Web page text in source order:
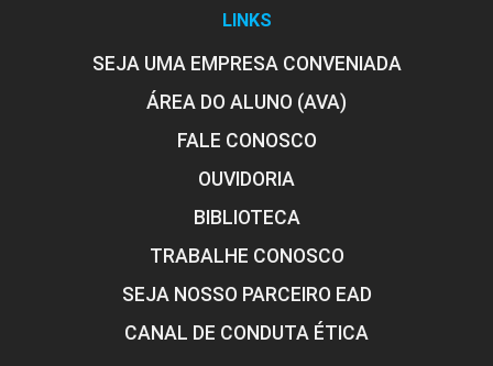
LINKS
SEJA UMA EMPRESA CONVENIADA
ÁREA DO ALUNO (AVA)
FALE CONOSCO
OUVIDORIA
BIBLIOTECA
TRABALHE CONOSCO
SEJA NOSSO PARCEIRO EAD
CANAL DE CONDUTA ÉTICA